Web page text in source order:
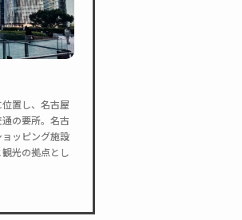
置し、名古屋
の要所。名古
ッピング施設
光の拠点とし